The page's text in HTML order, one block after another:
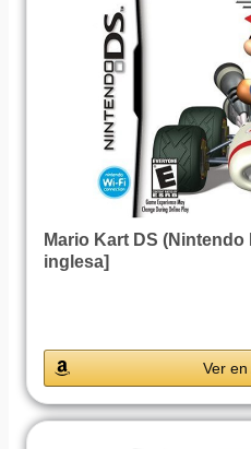
Mario Kart DS
inglesa]
Ver